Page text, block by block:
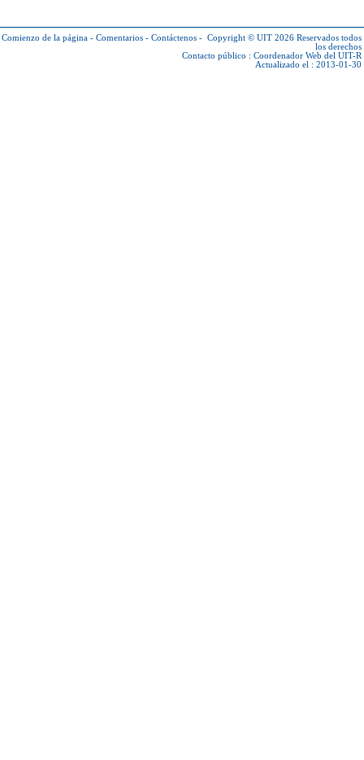
Comienzo de la página - Comentarios - Contáctenos - Copyright © UIT 2026 Reservados todos
los derechos
Contacto público : Coordenador Web del UIT-R
Actualizado el : 2013-01-30